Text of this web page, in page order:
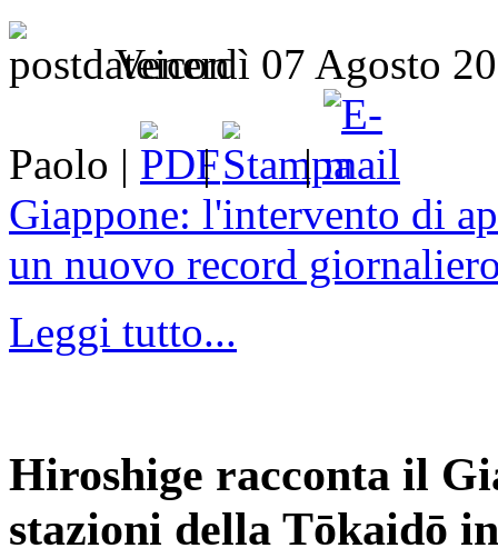
Venerdì 07 Agosto
Paolo | |
|
Giappone: l'intervento di
un nuovo record
Leggi tutto...
Hiroshige racconta il
stazioni della Tōkaidō